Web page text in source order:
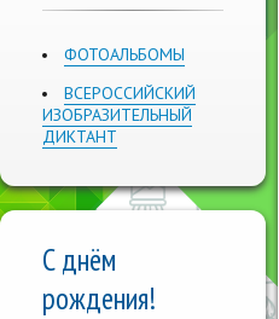
ФОТОАЛЬБОМЫ
ВСЕРОССИЙСКИЙ
ИЗОБРАЗИТЕЛЬНЫЙ
ДИКТАНТ
С днём
рождения!